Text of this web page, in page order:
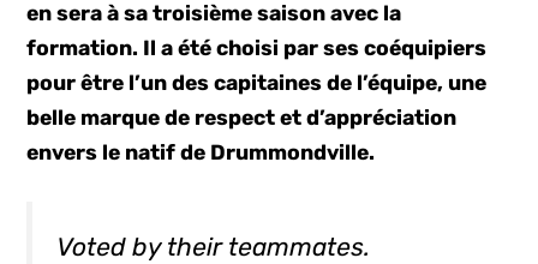
en sera à sa troisième saison avec la
formation. Il a été choisi par ses coéquipiers
pour être l’un des capitaines de l’équipe, une
belle marque de respect et d’appréciation
envers le natif de Drummondville.
Voted by their teammates.